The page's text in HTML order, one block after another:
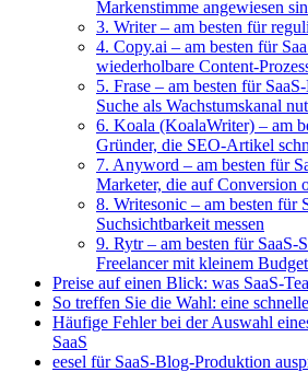
Markenstimme angewiesen
3. Writer – am besten für
4. Copy.ai – am besten für
wiederholbare Content-
5. Frase – am besten für
Suche als Wachstumskanal
6. Koala (KoalaWriter) – am
Gründer, die SEO-Artikel
7. Anyword – am besten für
Marketer, die auf Conversion
8. Writesonic – am besten für
Suchsichtbarkeit messen
9. Rytr – am besten für SaaS-
Freelancer mit kleinem Budget
Preise auf einen Blick: was SaaS-
So treffen Sie die Wahl: eine
Häufige Fehler bei der Auswahl
SaaS
eesel für SaaS-Blog-Produktion